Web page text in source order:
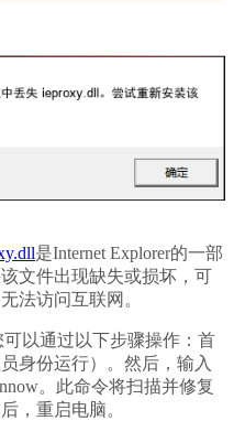
是Internet Explorer的一部
文件出现缺失或损坏，可
法访问互联网。
以通过以下步骤操作：首
身份运行）。然后，输入
。此命令将扫描并修复
，重启电脑。